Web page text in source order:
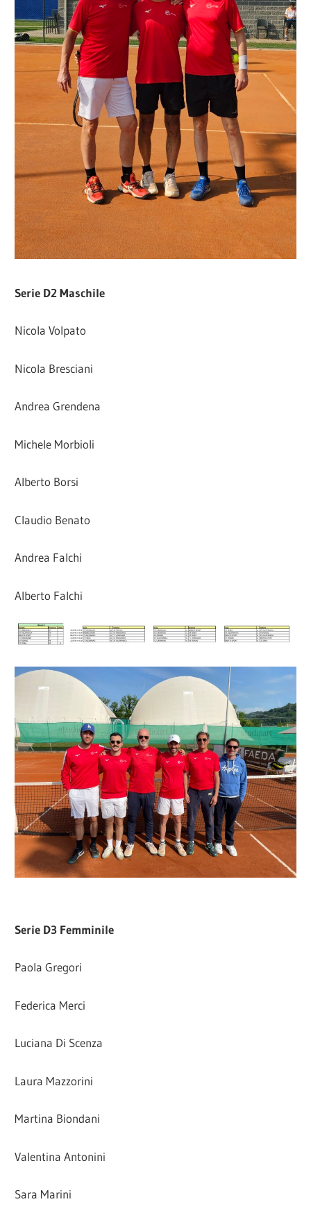
Serie D2 Maschile
Nicola Volpato
Nicola Bresciani
Andrea Grendena
Michele Morbioli
Alberto Borsi
Claudio Benato
Andrea Falchi
Alberto Falchi
Serie D3 Femminile
Paola Gregori
Federica Merci
Luciana Di Scenza
Laura Mazzorini
Martina Biondani
Valentina Antonini
Sara Marini